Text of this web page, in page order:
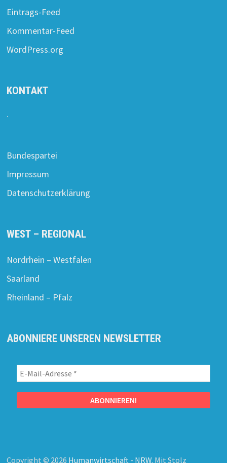
Eintrags-Feed
Kommentar-Feed
WordPress.org
KONTAKT
.
Bundespartei
Impressum
Datenschutzerklärung
WEST – REGIONAL
Nordrhein – Westfalen
Saarland
Rheinland – Pfalz
ABONNIERE UNSEREN NEWSLETTER
Copyright © 2026 Humanwirtschaft - NRW. Mit Stolz